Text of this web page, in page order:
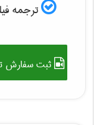
ترجمه
ثبت سفارش